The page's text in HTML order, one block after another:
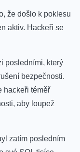
že došlo k poklesu
aktiv. Hackeři se
posledními, který
bezpečnosti.
hackeři téměř
aby loupež
zatím posledním